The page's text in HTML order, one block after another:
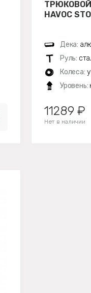
HAVOC
Дека:
Руль:
Колеса:
Уровень:
11289 ₽
Нет в наличии